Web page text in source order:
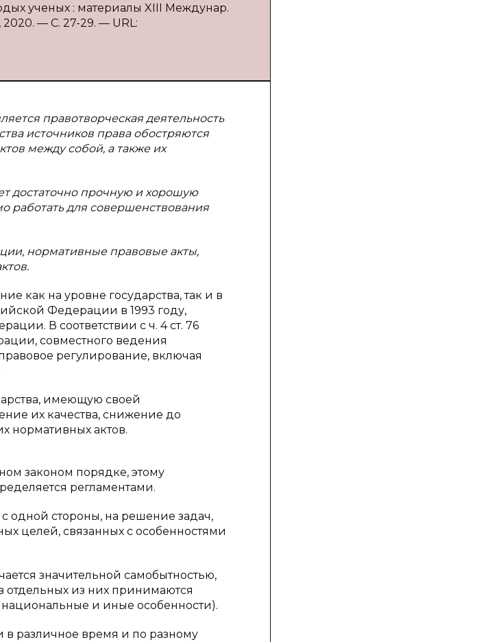
ученых : материалы XIII Междунар.
— С. 27-29. — URL:
правотворческая деятельность
источников права обостряются
между собой, а также их
достаточно прочную и хорошую
работать для совершенствования
нормативные правовые акты,
как на уровне государства, так и в
Федерации в 1993 году,
В соответствии с ч. 4 ст. 76
совместного ведения
регулирование, включая
имеющую своей
их качества, снижение до
нормативных актов.
законом порядке, этому
регламентами.
одной стороны, на решение задач,
целей, связанных с особенностями
значительной самобытностью,
отдельных из них принимаются
и иные особенности).
различное время и по разному